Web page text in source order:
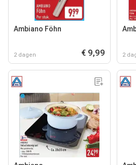
Ambiano Föhn
2 dagen € 9,99 2